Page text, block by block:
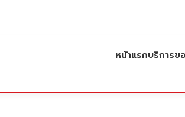
หน้าแรกบริการข